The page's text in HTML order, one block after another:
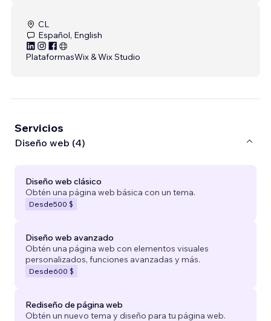
CL
Español, English
PlataformasWix & Wix Studio
Servicios
Diseño web (4)
Diseño web clásico
Obtén una página web básica con un tema.
Desde500 $
Diseño web avanzado
Obtén una página web con elementos visuales
personalizados, funciones avanzadas y más.
Desde600 $
Rediseño de página web
Obtén un nuevo tema y diseño para tu página web.